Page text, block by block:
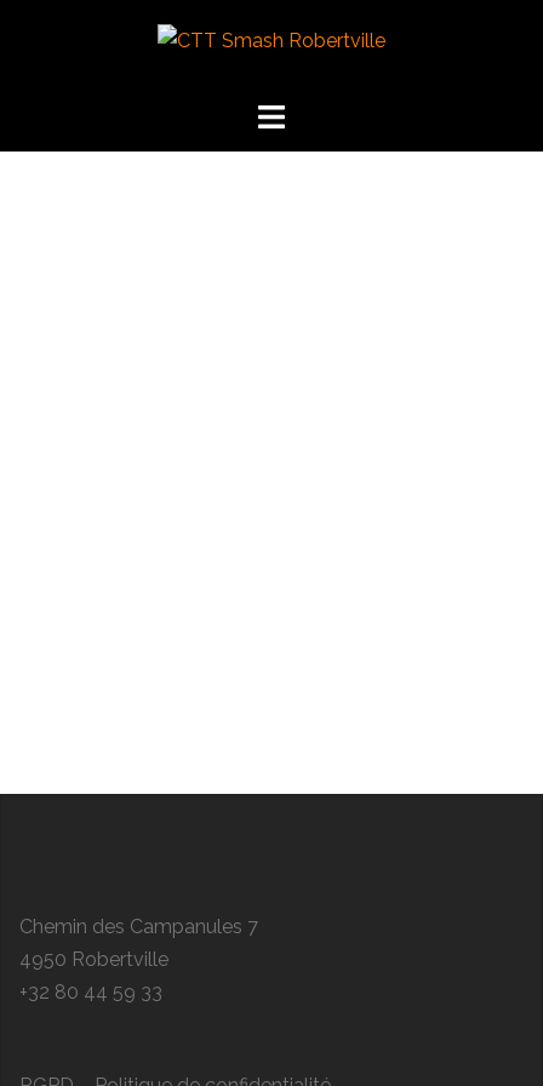
Chemin des Campanules 7
4950 Robertville
+32 80 44 59 33